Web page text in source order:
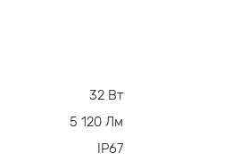
32 Вт
5 120 Лм
IP67